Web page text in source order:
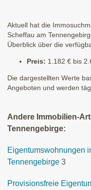
Aktuell hat die
Scheffau am
Überblick über die
Preis: 1.182 € bis
Die dargestellten Werte
Angeboten und werden
Andere Immobilien-
Tennengebirge:
Eigentumswohnungen
Tennengebirge 3
Provisionsfreie